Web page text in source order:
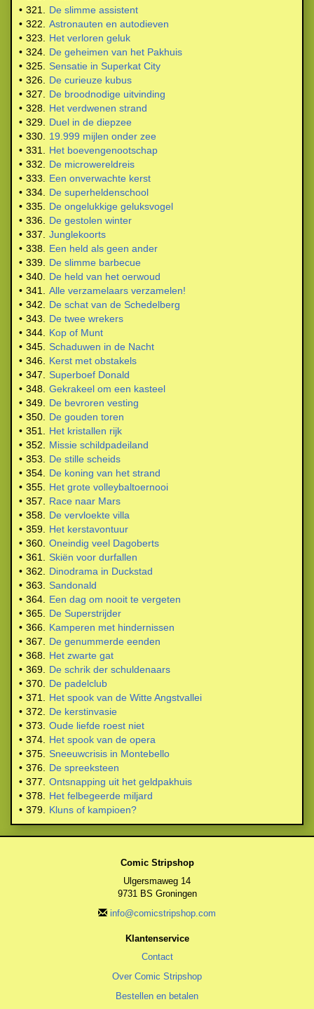
• 321.
De slimme assistent
• 322.
Astronauten en autodieven
• 323.
Het verloren geluk
• 324.
De geheimen van het Pakhuis
• 325.
Sensatie in Superkat City
• 326.
De curieuze kubus
• 327.
De broodnodige uitvinding
• 328.
Het verdwenen strand
• 329.
Duel in de diepzee
• 330.
19.999 mijlen onder zee
• 331.
Het boevengenootschap
• 332.
De microwereldreis
• 333.
Een onverwachte kerst
• 334.
De superheldenschool
• 335.
De ongelukkige geluksvogel
• 336.
De gestolen winter
• 337.
Junglekoorts
• 338.
Een held als geen ander
• 339.
De slimme barbecue
• 340.
De held van het oerwoud
• 341.
Alle verzamelaars verzamelen!
• 342.
De schat van de Schedelberg
• 343.
De twee wrekers
• 344.
Kop of Munt
• 345.
Schaduwen in de Nacht
• 346.
Kerst met obstakels
• 347.
Superboef Donald
• 348. Gekrakeel om een kasteel
• 349.
De bevroren vesting
• 350.
De gouden toren
• 351.
Het kristallen rijk
• 352.
Missie schildpadeiland
• 353.
De stille scheids
• 354.
De koning van het strand
• 355.
Het grote volleybaltoernooi
• 357.
Race naar Mars
• 358.
De vervloekte villa
• 359.
Het kerstavontuur
• 360. Oneindig veel Dagoberts
• 361.
Skiën voor durfallen
• 362.
Dinodrama in Duckstad
• 363.
Sandonald
• 364.
Een dag om nooit te vergeten
• 365.
De Superstrijder
• 366.
Kamperen met hindernissen
• 367.
De genummerde eenden
• 368.
Het zwarte gat
• 369.
De schrik der schuldenaars
• 370.
De padelclub
• 371.
Het spook van de Witte Angstvallei
• 372.
De kerstinvasie
• 373.
Oude liefde roest niet
• 374.
Het spook van de opera
• 375.
Sneeuwcrisis in Montebello
• 376.
De spreeksteen
• 377.
Ontsnapping uit het geldpakhuis
• 378.
Het felbegeerde miljard
• 379. Kluns of kampioen?
Comic Stripshop
Ulgersmaweg 14
9731 BS Groningen
info@comicstripshop.com
Klantenservice
Contact
Over Comic Stripshop
Bestellen en betalen